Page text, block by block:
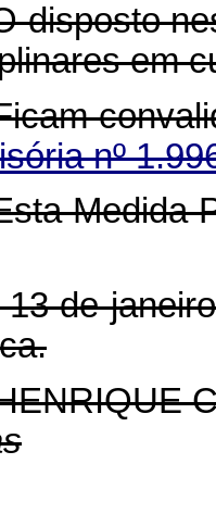
em
nº
janeiro